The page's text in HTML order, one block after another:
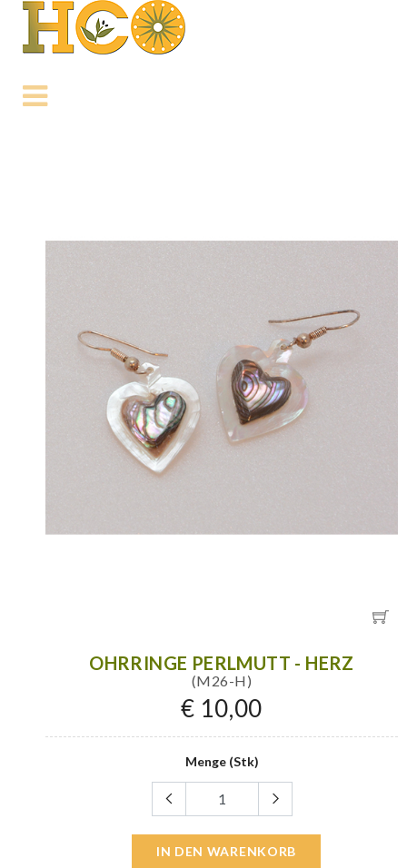
OHRRINGE PERLMUTT - HERZ
(M26-H)
€ 10,00
Menge (Stk)
IN DEN WARENKORB